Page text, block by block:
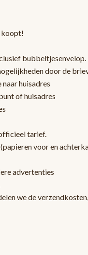
koopt!
bubbeltjesenvelop.
door de
huisadres
of huisadres
tarief.
voor en
advertenties
we de